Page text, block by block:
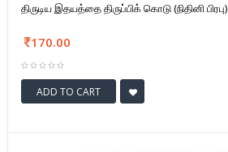
திருடிய இதயத்தை திருப்பிக் கொடு (நிதினி பிரபு)
170.00
ADD TO CART